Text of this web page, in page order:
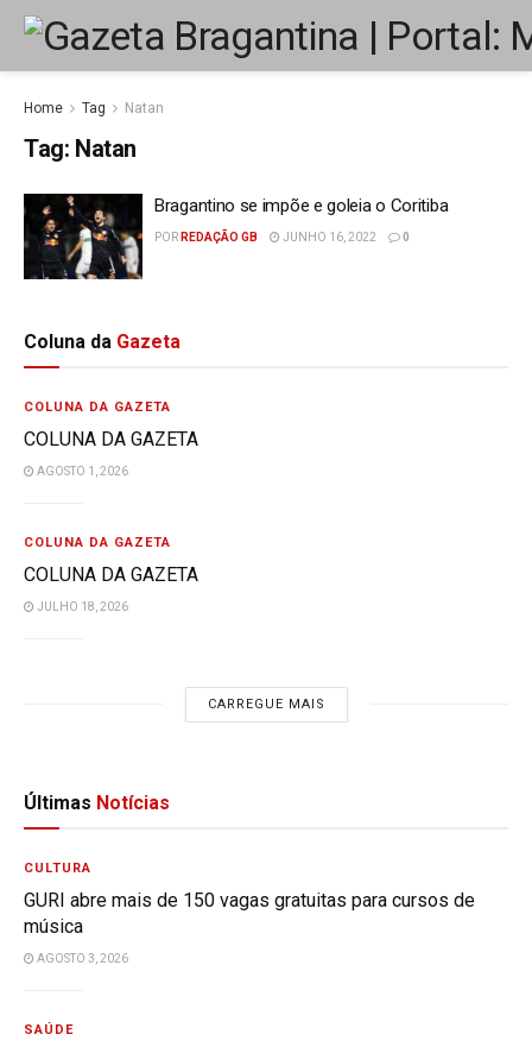
Home Tag Natan
Tag: Natan
Bragantino se impõe e goleia o Coritiba
POR REDAÇÃO GB JUNHO 16, 2022 0
Coluna da Gazeta
COLUNA DA GAZETA
COLUNA DA GAZETA
AGOSTO 1, 2026
COLUNA DA GAZETA
COLUNA DA GAZETA
JULHO 18, 2026
CARREGUE MAIS
Últimas Notícias
CULTURA
GURI abre mais de 150 vagas gratuitas para cursos de
música
AGOSTO 3, 2026
SAÚDE